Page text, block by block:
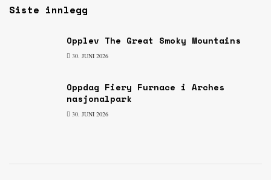
Siste innlegg
Opplev The Great Smoky Mountains
30. JUNI 2026
Oppdag Fiery Furnace i Arches
nasjonalpark
30. JUNI 2026